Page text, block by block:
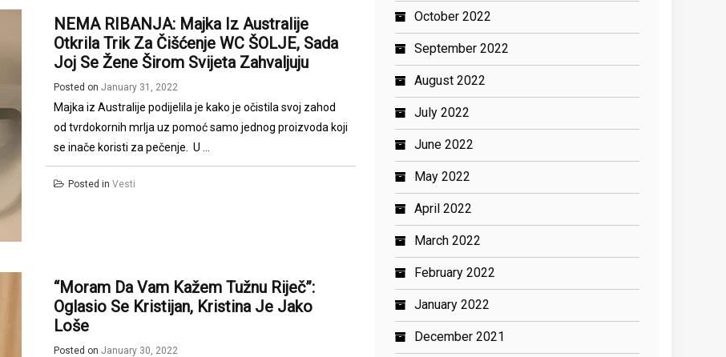
NEMA RIBANJA: Majka Iz Australije
Otkrila Trik Za Čišćenje WC ŠOLJE, Sada
Joj Se Žene Širom Svijeta Zahvaljuju
Posted onJanuary 31, 2022
Majka iz Australije podijelila je kako je očistila svoj zahod
od tvrdokornih mrlja uz pomoć samo jednog proizvoda koji
se inače koristi za pečenje. U ...
Posted inVesti
“Moram Da Vam Kažem Tužnu Riječ”:
Oglasio Se Kristijan, Kristina Je Jako
Loše
Posted onJanuary 30, 2022
October 2022
September 2022
August 2022
July 2022
June 2022
May 2022
April 2022
March 2022
February 2022
January 2022
December 2021